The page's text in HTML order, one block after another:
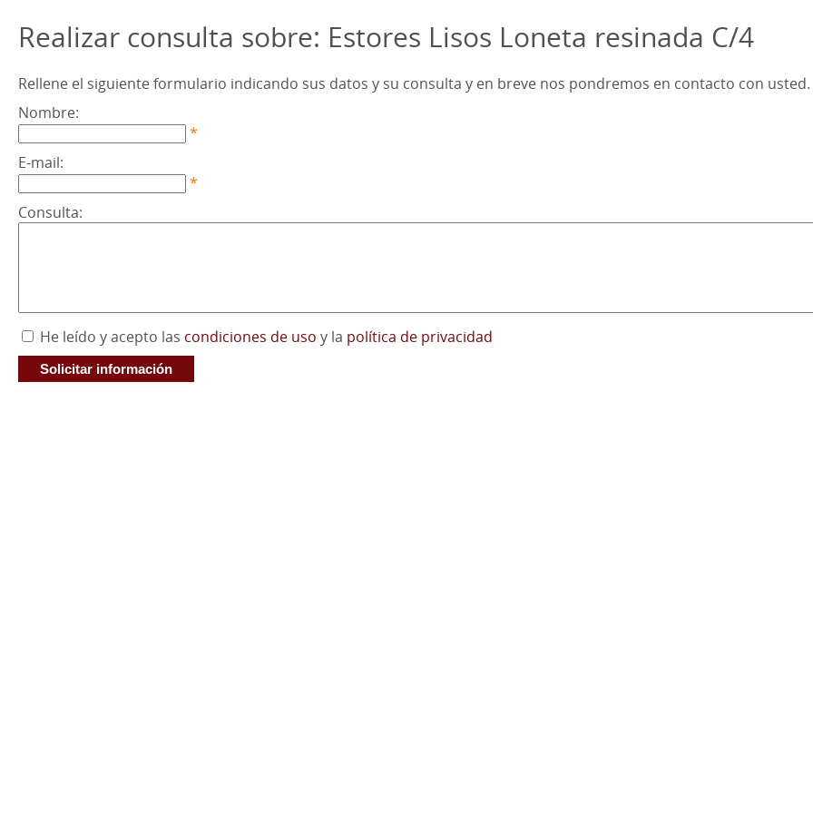
Realizar consulta sobre: Estores Lisos Loneta resinada C/4
Rellene el siguiente formulario indicando sus datos y su consulta y en breve nos pondremos en contacto con usted.
Nombre:
*
E-mail:
*
Consulta:
He leído y acepto las condiciones de uso y la política de privacidad